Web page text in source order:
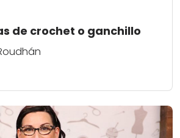
de crochet o ganchillo